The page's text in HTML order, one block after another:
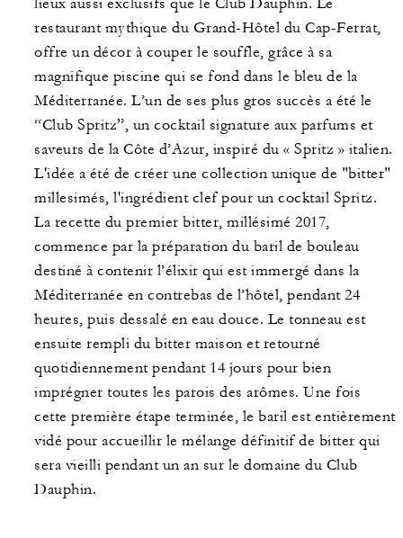
lieux aussi exclusifs que le Club Dauphin. Le
restaurant mythique du Grand-Hôtel du Cap-Ferrat,
offre un décor à couper le souffle, grâce à sa
magnifique piscine qui se fond dans le bleu de la
Méditerranée. L’un de ses plus gros succès a été le
“Club Spritz”, un cocktail signature aux parfums et
saveurs de la Côte d’Azur, inspiré du « Spritz » italien.
L'idée a été de créer une collection unique de "bitter"
millesimés, l'ingrédient clef pour un cocktail Spritz.
La recette du premier bitter, millésimé 2017,
commence par la préparation du baril de bouleau
destiné à contenir l’élixir qui est immergé dans la
Méditerranée en contrebas de l’hôtel, pendant 24
heures, puis dessalé en eau douce. Le tonneau est
ensuite rempli du bitter maison et retourné
quotidiennement pendant 14 jours pour bien
imprégner toutes les parois des arômes. Une fois
cette première étape terminée, le baril est entièrement
vidé pour accueillir le mélange définitif de bitter qui
sera vieilli pendant un an sur le domaine du Club
Dauphin.